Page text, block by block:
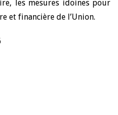
les mesures idoines pour
et financière de l’Union.